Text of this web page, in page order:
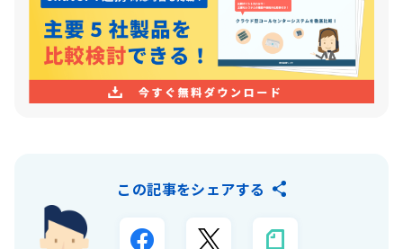
この記事をシェアする